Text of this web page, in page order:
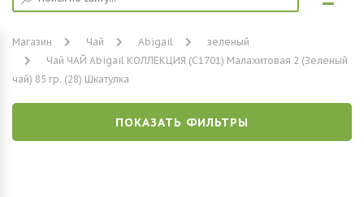
Магазин Чай Abigail
зеленый
Чай ЧАЙ Abigail КОЛЛЕКЦИЯ (С1701) Малахитовая 2 (Зеленый
чай) 85 гр. (28) Шкатулка
ПОКАЗАТЬ ФИЛЬТРЫ